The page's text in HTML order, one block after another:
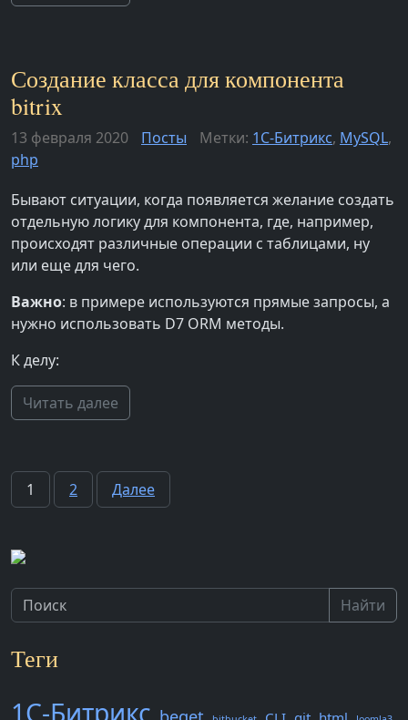
Создание класса для компонента
bitrix
13 февраля 2020 Посты Метки: 1С-Битрикс, MySQL,
php
Бывают ситуации, когда появляется желание создать
отдельную логику для компонента, где, например,
происходят различные операции с таблицами, ну
или еще для чего.
Важно: в примере используются прямые запросы, а
нужно использовать D7 ORM методы.
К делу:
Читать далее
Пагинация
1 2 Далее
Найти
Теги
1С-Битрикс